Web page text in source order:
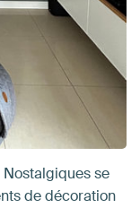
se
de décoration